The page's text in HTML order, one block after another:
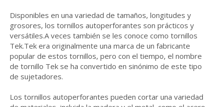
Disponibles en una variedad de tamaños, longitudes y
grosores, los tornillos autoperforantes son prácticos y
versátiles.A veces también se les conoce como tornillos
Tek.Tek era originalmente una marca de un fabricante
popular de estos tornillos, pero con el tiempo, el nombre
de tornillo Tek se ha convertido en sinónimo de este tipo
de sujetadores.
Los tornillos autoperforantes pueden cortar una variedad